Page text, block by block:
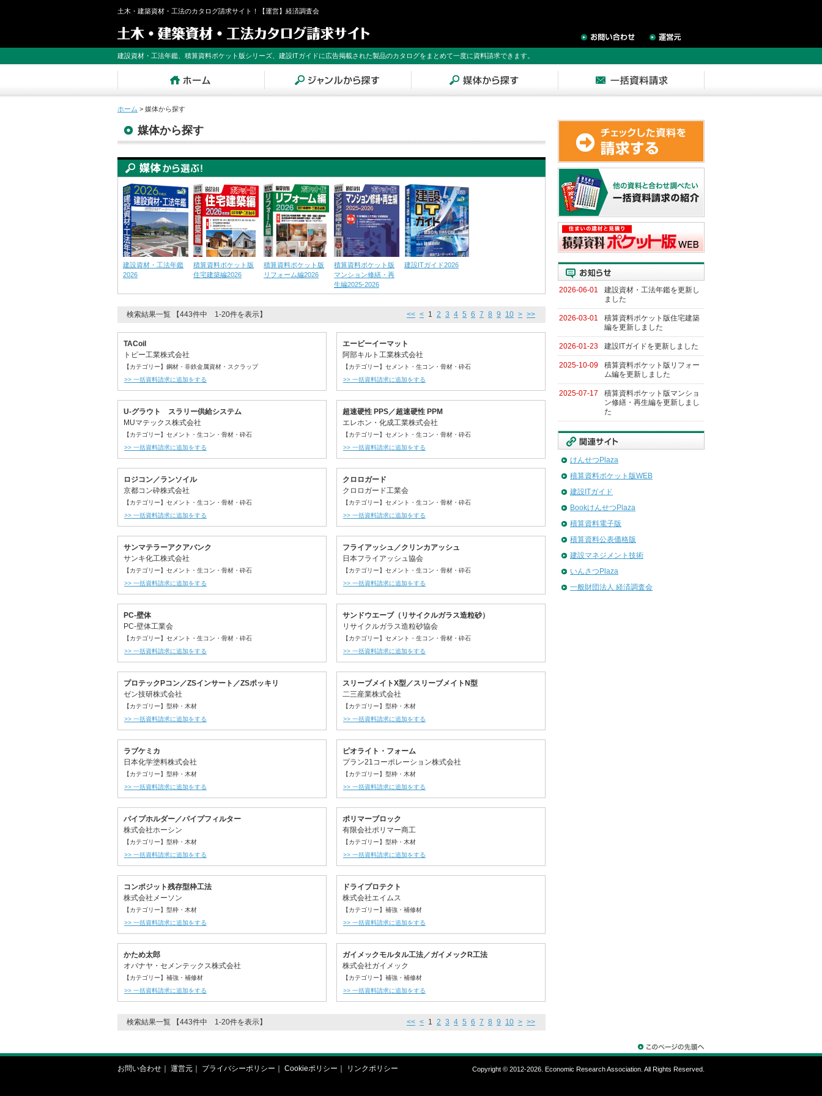
土木・建築資材・工法のカタログ請求サイト！【運営】経済調査会
建設資材・工法年鑑、積算資料ポケット版シリーズ、建設ITガイドに広告掲載された製品のカタログをまとめて一度に資料請求できます。
ホーム > 媒体から探す
媒体から探す
建設資材・工法年鑑
2026
積算資料ポケット版
住宅建築編2026
積算資料ポケット版
リフォーム編2026
積算資料ポケット版
マンション修繕・再
生編2025-2026
建設ITガイド2026
検索結果一覧 【443件中 1-20件を表示】 << < 1 2 3 4 5 6 7 8 9 10 > >>
TACoil
トピー工業株式会社
【カテゴリー】鋼材・非鉄金属資材・スクラップ
>> 一括資料請求に追加をする
エービーイーマット
阿部キルト工業株式会社
【カテゴリー】セメント・生コン・骨材・砕石
>> 一括資料請求に追加をする
U-グラウト スラリー供給システム
MUマテックス株式会社
【カテゴリー】セメント・生コン・骨材・砕石
>> 一括資料請求に追加をする
超速硬性 PPS／超速硬性 PPM
エレホン・化成工業株式会社
【カテゴリー】セメント・生コン・骨材・砕石
>> 一括資料請求に追加をする
ロジコン／ランソイル
京都コン砕株式会社
【カテゴリー】セメント・生コン・骨材・砕石
>> 一括資料請求に追加をする
クロロガード
クロロガード工業会
【カテゴリー】セメント・生コン・骨材・砕石
>> 一括資料請求に追加をする
サンマテラーアクアバンク
サンキ化工株式会社
【カテゴリー】セメント・生コン・骨材・砕石
>> 一括資料請求に追加をする
フライアッシュ／クリンカアッシュ
日本フライアッシュ協会
【カテゴリー】セメント・生コン・骨材・砕石
>> 一括資料請求に追加をする
PC-壁体
PC-壁体工業会
【カテゴリー】セメント・生コン・骨材・砕石
>> 一括資料請求に追加をする
サンドウエーブ（リサイクルガラス造粒砂）
リサイクルガラス造粒砂協会
【カテゴリー】セメント・生コン・骨材・砕石
>> 一括資料請求に追加をする
プロテックPコン／ZSインサート／ZSポッキリ
ゼン技研株式会社
【カテゴリー】型枠・木材
>> 一括資料請求に追加をする
スリーブメイトX型／スリーブメイトN型
二三産業株式会社
【カテゴリー】型枠・木材
>> 一括資料請求に追加をする
ラブケミカ
日本化学塗料株式会社
【カテゴリー】型枠・木材
>> 一括資料請求に追加をする
ピオライト・フォーム
プラン21コーポレーション株式会社
【カテゴリー】型枠・木材
>> 一括資料請求に追加をする
パイプホルダー／パイプフィルター
株式会社ホーシン
【カテゴリー】型枠・木材
>> 一括資料請求に追加をする
ポリマーブロック
有限会社ポリマー商工
【カテゴリー】型枠・木材
>> 一括資料請求に追加をする
コンポジット残存型枠工法
株式会社メーソン
【カテゴリー】型枠・木材
>> 一括資料請求に追加をする
ドライプロテクト
株式会社エイムス
【カテゴリー】補強・補修材
>> 一括資料請求に追加をする
かため太郎
オバナヤ・セメンテックス株式会社
【カテゴリー】補強・補修材
>> 一括資料請求に追加をする
ガイメックモルタル工法／ガイメックR工法
株式会社ガイメック
【カテゴリー】補強・補修材
>> 一括資料請求に追加をする
検索結果一覧 【443件中 1-20件を表示】 << < 1 2 3 4 5 6 7 8 9 10 > >>
2026-06-01
建設資材・工法年鑑を更新し
ました
2026-03-01
積算資料ポケット版住宅建築
編を更新しました
2026-01-23 建設ITガイドを更新しました
2025-10-09
積算資料ポケット版リフォー
ム編を更新しました
2025-07-17
積算資料ポケット版マンショ
ン修繕・再生編を更新しまし
た
けんせつPlaza
積算資料ポケット版WEB
建設ITガイド
BookけんせつPlaza
積算資料電子版
積算資料公表価格版
建設マネジメント技術
いんさつPlaza
一般財団法人 経済調査会
お問い合わせ 運営元 プライバシーポリシー Cookieポリシー リンクポリシー Copyright © 2012-2026. Economic Research Association. All Rights Reserved.